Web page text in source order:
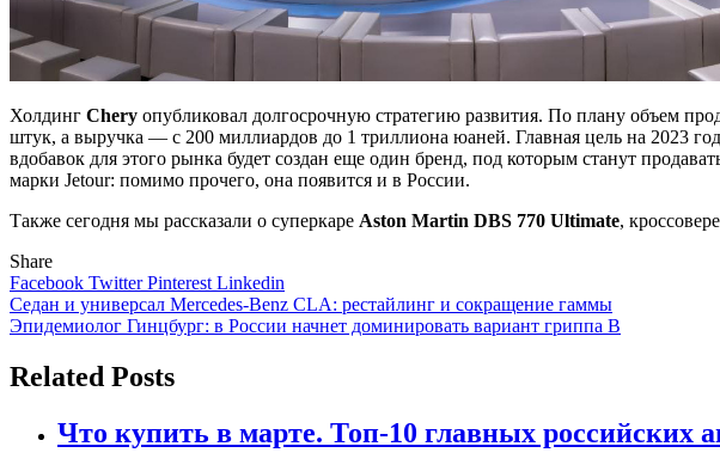
Холдинг Chery опубликовал долгосрочную стратегию развития. По плану объем
штук, а выручка — с 200 миллиардов до 1 триллиона юаней. Главная цель на 2023
вдобавок для этого рынка будет создан еще один бренд, под которым станут
марки Jetour: помимо прочего, она появится и в России.
Также сегодня мы рассказали о суперкаре Aston Martin DBS 770 Ultimate, кроссовере
Share
Facebook TwitterPinterest Linkedin
Навигация
по
записям
Седан и универсал Mercedes-Benz CLA: рестайлинг и сокращение гаммы
Эпидемиолог Гинцбург: в России начнет доминировать вариант гриппа B
Related Posts
Что купить в марте. Топ-10 главных российских